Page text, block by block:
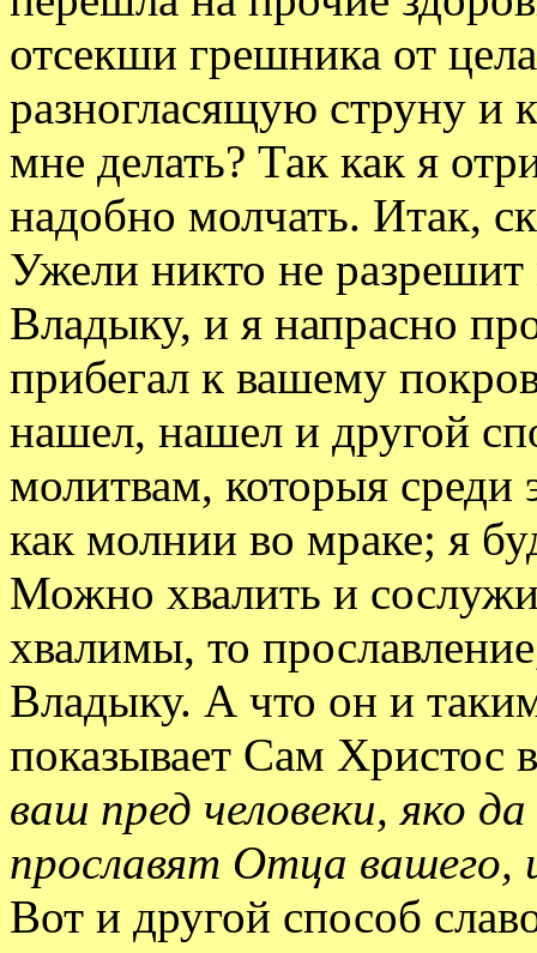
отсекши грешника от
разногласящую струну и
мне делать? Так как я
надобно молчать. Итак,
Ужели никто не
Владыку, и я напрасно
прибегал к вашему
нашел, нашел и другой
молитвам, которыя среди
как молнии во мраке; я
Можно хвалить и
хвалимы, то
Владыку. А что он и
показывает Сам Христос
ваш пред человеки, яко
прославят Отца вашего,
Вот и другой способ